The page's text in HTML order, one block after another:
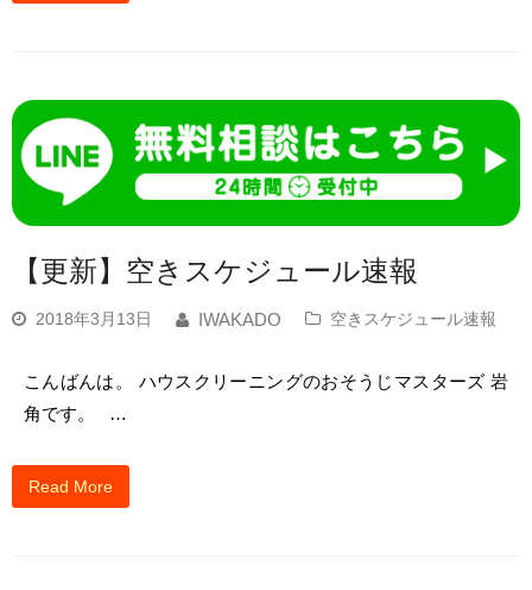
【更新】空きスケジュール速報
2018年3月13日 IWAKADO 空きスケジュール速報
こんばんは。 ハウスクリーニングのおそうじマスターズ 岩
角です。 …
Read More